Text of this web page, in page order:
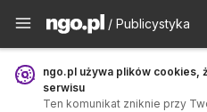
Publicystyka -
/ Publicystyka
ngo.pl używa plików cookies,
serwisu
Ten komunikat zniknie przy